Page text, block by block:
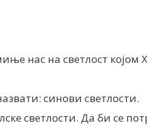
нас на светлост којом
синови светлости.
светлости. Да би се